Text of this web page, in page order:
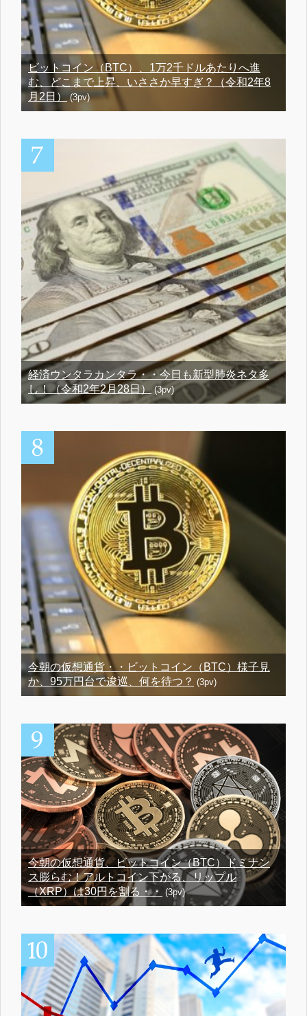
ビットコイン（BTC）、1万2千ドルあたりへ進
む、どこまで上昇、いささか早すぎ？（令和2年8
月2日）(3pv)
経済ウンタラカンタラ・・今日も新型肺炎ネタ多
し！（令和2年2月28日） (3pv)
今朝の仮想通貨・・ビットコイン（BTC）様子見
か、95万円台で逡巡、何を待つ？ (3pv)
今朝の仮想通貨、ビットコイン（BTC）ドミナン
ス膨らむ！アルトコイン下がる、リップル
（XRP）は30円を割る・・(3pv)